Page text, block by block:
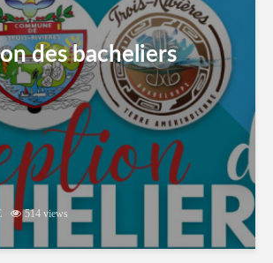
des bacheliers
514 views